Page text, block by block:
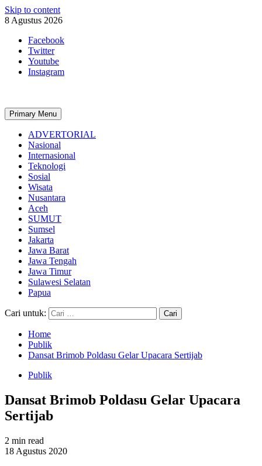
Skip to content
8 Agustus 2026
Facebook
Twitter
Youtube
Instagram
Primary Menu
ADVERTORIAL
Nasional
Internasional
Teknologi
Sosial
Wisata
Nusantara
Aceh
SUMUT
Sumsel
Jakarta
Jawa Barat
Jawa Tengah
Jawa Timur
Sulawesi Selatan
Papua
Cari untuk:
Home
Publik
Dansat Brimob Poldasu Gelar Upacara Sertijab
Publik
Dansat Brimob Poldasu Gelar Upacara
Sertijab
2 min read
18 Agustus 2020